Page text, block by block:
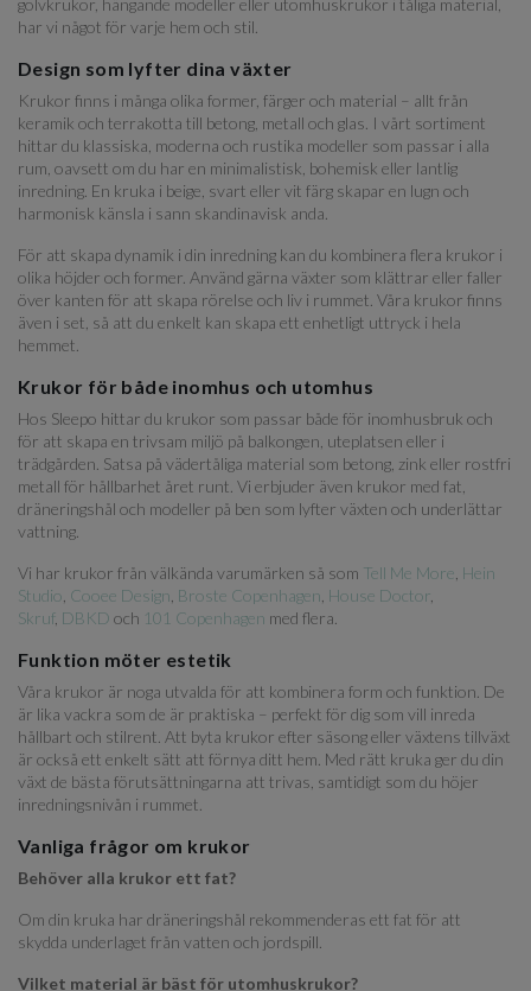
har vi något för varje hem och stil.
Design som lyfter dina växter
Krukor finns i många olika former, färger och material – allt från
keramik och terrakotta till betong, metall och glas. I vårt sortiment
hittar du klassiska, moderna och rustika modeller som passar i alla
rum, oavsett om du har en minimalistisk, bohemisk eller lantlig
inredning. En kruka i beige, svart eller vit färg skapar en lugn och
harmonisk känsla i sann skandinavisk anda.
För att skapa dynamik i din inredning kan du kombinera flera krukor i
olika höjder och former. Använd gärna växter som klättrar eller faller
över kanten för att skapa rörelse och liv i rummet. Våra krukor finns
även i set, så att du enkelt kan skapa ett enhetligt uttryck i hela
hemmet.
Krukor för både inomhus och utomhus
Hos Sleepo hittar du krukor som passar både för inomhusbruk och
för att skapa en trivsam miljö på balkongen, uteplatsen eller i
trädgården. Satsa på vädertåliga material som betong, zink eller rostfri
metall för hållbarhet året runt. Vi erbjuder även krukor med fat,
dräneringshål och modeller på ben som lyfter växten och underlättar
vattning.
Vi har krukor från välkända varumärken så som Tell Me More Hein
Studio Cooee Design Broste Copenhagen House Doctor
Skruf, DBKD och 101 Copenhagen med flera.
Funktion möter estetik
Våra krukor är noga utvalda för att kombinera form och funktion. De
är lika vackra som de är praktiska – perfekt för dig som vill inreda
hållbart och stilrent. Att byta krukor efter säsong eller växtens tillväxt
är också ett enkelt sätt att förnya ditt hem. Med rätt kruka ger du din
växt de bästa förutsättningarna att trivas, samtidigt som du höjer
inredningsnivån i rummet.
Vanliga frågor om krukor
Behöver alla krukor ett fat?
Om din kruka har dräneringshål rekommenderas ett fat för att
skydda underlaget från vatten och jordspill.
Vilket material är bäst för utomhuskrukor?